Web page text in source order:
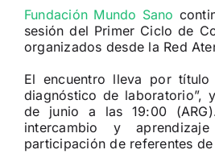
CHAGASCHAT
CONTACTO
BUSCAR:
Fundación Mundo Sano
sesión del Primer Ciclo de
organizados desde la Red
El encuentro lleva por
diagnóstico de laboratorio”,
de junio a las 19:00
intercambio y
participación de referentes